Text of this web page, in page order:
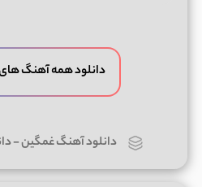
دانلود همه آهنگ
دانلود آهنگ غمگین-